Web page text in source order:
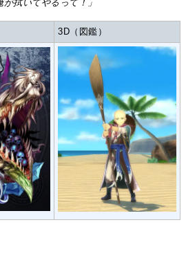
いてやるって！」
3D（図鑑）